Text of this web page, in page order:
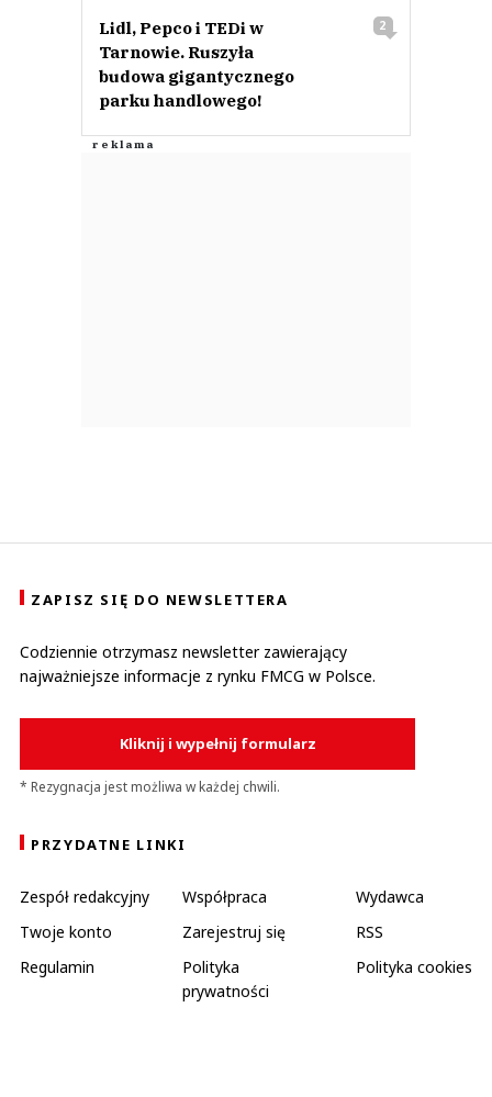
Lidl, Pepco i TEDi w
Tarnowie. Ruszyła
budowa gigantycznego
parku handlowego!
2
ZAPISZ SIĘ DO NEWSLETTERA
Codziennie otrzymasz newsletter zawierający
najważniejsze informacje z rynku FMCG w Polsce.
Kliknij i wypełnij formularz
* Rezygnacja jest możliwa w każdej chwili.
PRZYDATNE LINKI
Zespół redakcyjny Współpraca
Wydawca
Twoje konto
Zarejestruj się
RSS
Regulamin
Polityka
prywatności
Polityka cookies